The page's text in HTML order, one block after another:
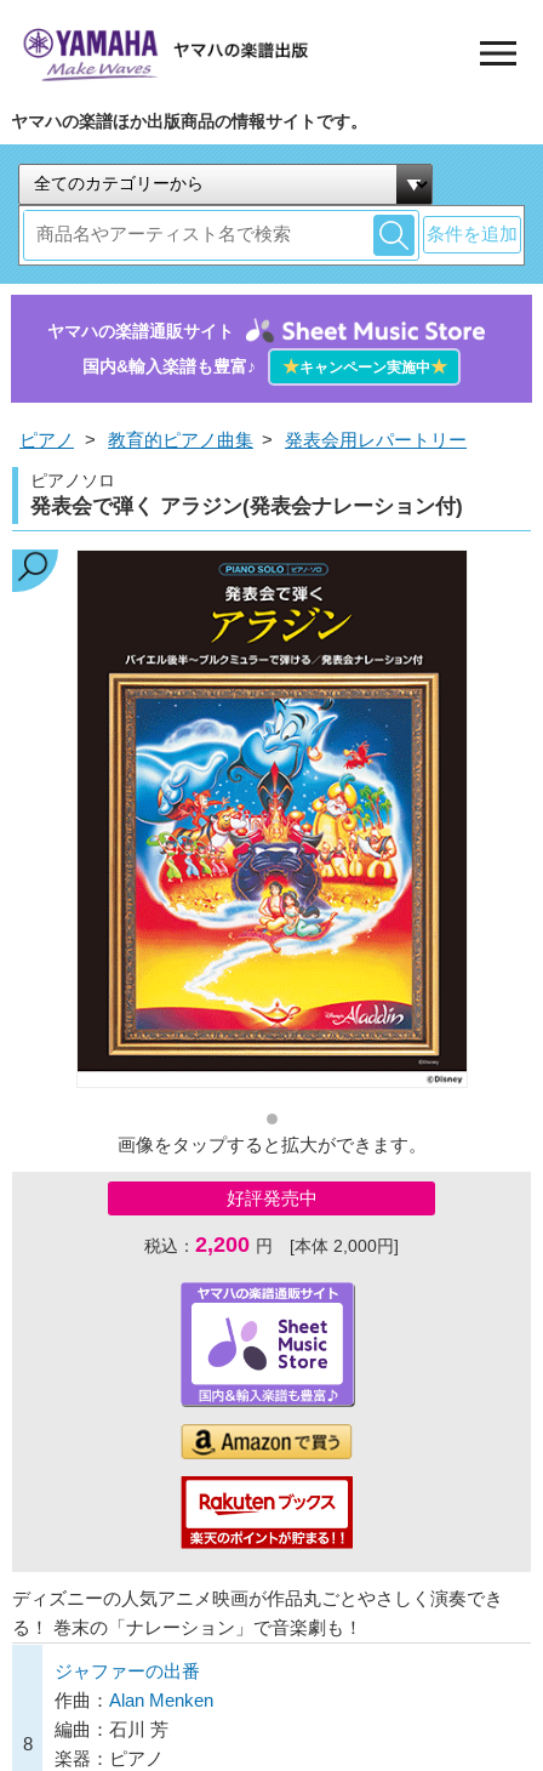
ヤマハの楽譜ほか出版商品の情報サイトです。
条件を追加
ヤマハの楽譜通販サイト
国内&輸入楽譜も豊富♪
★キャンペーン実施中★
ピアノ > 教育的ピアノ曲集 > 発表会用レパートリー
ピアノソロ
発表会で弾く アラジン(発表会ナレーション付)
画像をタップすると拡大ができます。
好評発売中
税込： 2,200 円 [本体 2,000円]
ディズニーの人気アニメ映画が作品丸ごとやさしく演奏でき
る！ 巻末の「ナレーション」で音楽劇も！
8
ジャファーの出番
作曲： Alan Menken
編曲：石川 芳
楽器：ピアノ